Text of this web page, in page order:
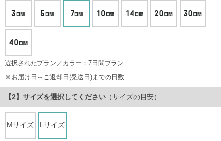
選択されたプラン／カラー：7日間プラン
※お届け日～ご返却日(発送日)までの日数
サイズを選択してください （サイズの目安）
Mサイズ Lサイズ